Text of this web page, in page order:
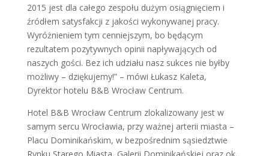
2015 jest dla całego zespołu dużym osiągnięciem i
źródłem satysfakcji z jakości wykonywanej pracy.
Wyróżnieniem tym cenniejszym, bo będącym
rezultatem pozytywnych opinii napływających od
naszych gości. Bez ich udziału nasz sukces nie byłby
możliwy – dziękujemy!” – mówi Łukasz Kaleta,
Dyrektor hotelu B&B Wrocław Centrum.
Hotel B&B Wrocław Centrum zlokalizowany jest w
samym sercu Wrocławia, przy ważnej arterii miasta –
Placu Dominikańskim, w bezpośrednim sąsiedztwie